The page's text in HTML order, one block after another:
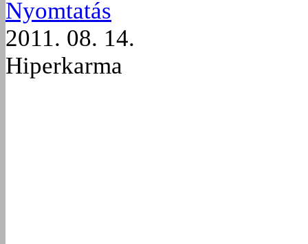
Nyomtatás
2011. 08. 14.
Hiperkarma